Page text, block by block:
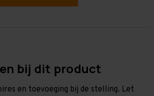
bij dit product
en toevoeging bij de stelling. Let